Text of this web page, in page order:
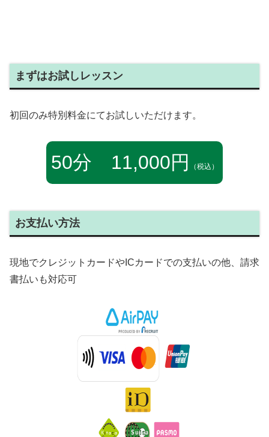
まずはお試しレッスン
初回のみ特別料金にてお試しいただけます。
50分 11,000円 （税込）
お支払い方法
現地でクレジットカードやICカードでの支払いの他、請求
書払いも対応可